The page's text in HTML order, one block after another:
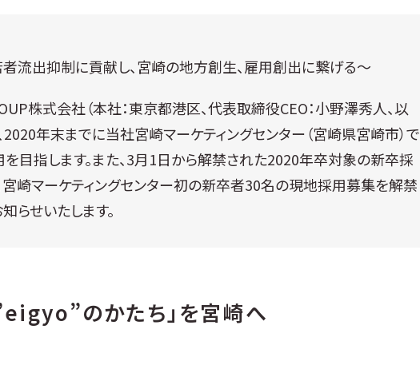
流出抑制に貢献し、宮崎の地方創生、雇用創出に繋げる～
株式会社（本社：東京都港区、代表取締役CEO：小野澤秀人、以
、2020年末までに当社宮崎マーケティングセンター（宮崎県宮崎市）で
目指します。また、3月1日から解禁された2020年卒対象の新卒採
宮崎マーケティングセンター初の新卒者30名の現地採用募集を解禁
らせいたします。
のかたち」を宮崎へ